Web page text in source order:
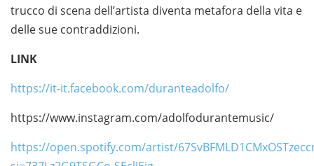
trucco di scena dell’artista diventa metafora della vita e
delle sue contraddizioni.
LINK
https://it-it.facebook.com/duranteadolfo/
https://www.instagram.com/adolfodurantemusic/
https://open.spotify.com/artist/